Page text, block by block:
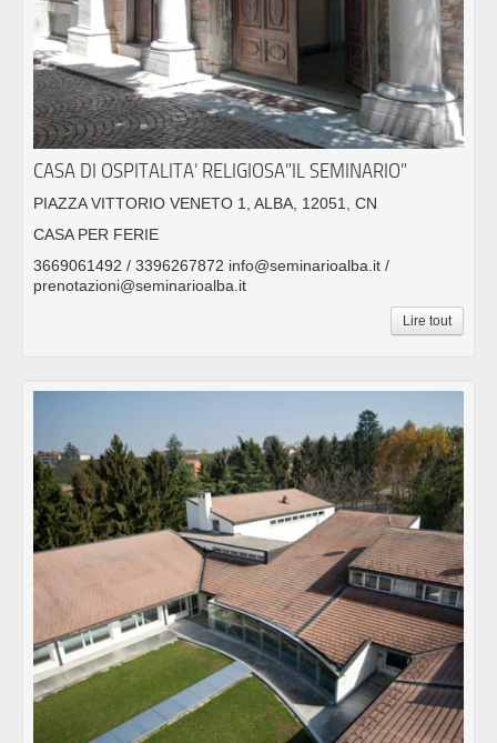
CASA DI OSPITALITA’ RELIGIOSA”IL SEMINARIO”
PIAZZA VITTORIO VENETO 1, ALBA, 12051, CN
CASA PER FERIE
3669061492 / 3396267872 info@seminarioalba.it /
prenotazioni@seminarioalba.it
Lire tout